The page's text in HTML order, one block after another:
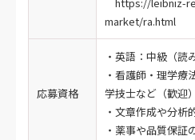
market/ra.html
応募資格
・英語：中級（読
・看護師・理学療
学技士など（歓迎）
・文章作成や分析
・薬事や品質保証